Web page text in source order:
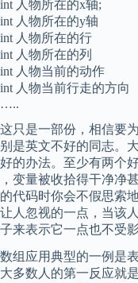
int 人物所在的x轴;
int 人物所在的y轴
int 人物所在的行
int 人物所在的列
int 人物当前的动作
int 人物当前行走的方向
…..
这只是一部份，相信要
别是英文不好的同志。
好的办法。至少有两个
，变量被收拾得干净净
的代码时你会不假思索
让人忽视的一点，当该
子来表示它一点也不受
数组应用典型的一例是
大多数人的第一反应就